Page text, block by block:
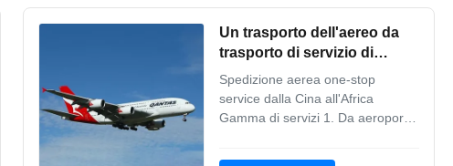
Un trasporto dell'aereo da
trasporto di servizio di
arresto
Spedizione aerea one-stop
service dalla Cina all'Africa
Gamma di servizi 1. Da aeroporto